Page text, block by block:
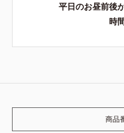
平日のお昼前後
時
商品